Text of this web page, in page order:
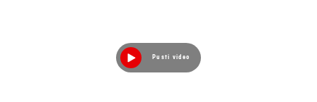
Pusti video